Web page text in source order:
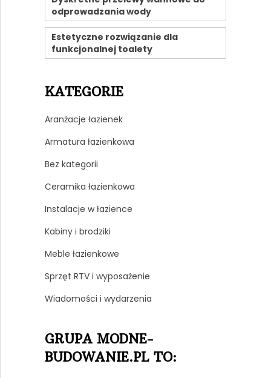
odprowadzania wody
Estetyczne rozwiązanie dla
funkcjonalnej toalety
KATEGORIE
Aranżacje łazienek
Armatura łazienkowa
Bez kategorii
Ceramika łazienkowa
Instalacje w łazience
Kabiny i brodziki
Meble łazienkowe
Sprzęt RTV i wyposażenie
Wiadomości i wydarzenia
GRUPA MODNE-
BUDOWANIE.PL TO: